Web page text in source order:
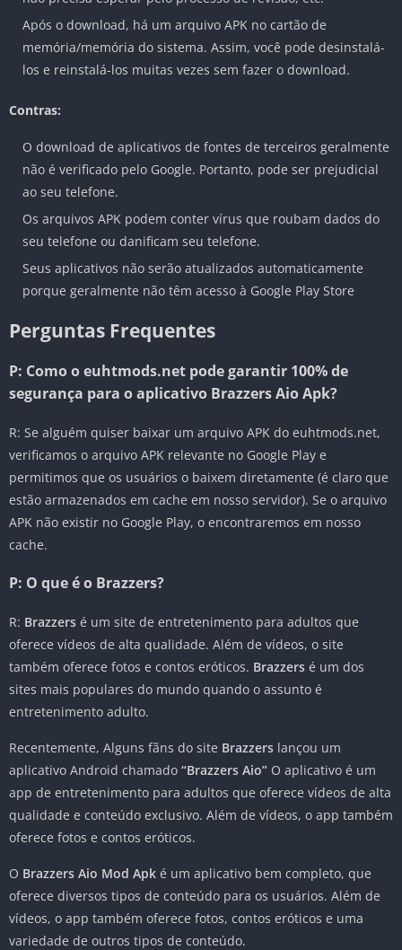
Após o download, há um arquivo APK no cartão de
memória/memória do sistema. Assim, você pode desinstalá-
los e reinstalá-los muitas vezes sem fazer o download.
Contras:
O download de aplicativos de fontes de terceiros geralmente
não é verificado pelo Google. Portanto, pode ser prejudicial
ao seu telefone.
Os arquivos APK podem conter vírus que roubam dados do
seu telefone ou danificam seu telefone.
Seus aplicativos não serão atualizados automaticamente
porque geralmente não têm acesso à Google Play Store
Perguntas Frequentes
P: Como o euhtmods.net pode garantir 100% de
segurança para o aplicativo Brazzers Aio Apk?
R: Se alguém quiser baixar um arquivo APK do euhtmods.net,
verificamos o arquivo APK relevante no Google Play e
permitimos que os usuários o baixem diretamente (é claro que
estão armazenados em cache em nosso servidor). Se o arquivo
APK não existir no Google Play, o encontraremos em nosso
cache.
P: O que é o Brazzers?
R: Brazzers é um site de entretenimento para adultos que
oferece vídeos de alta qualidade. Além de vídeos, o site
também oferece fotos e contos eróticos. Brazzers é um dos
sites mais populares do mundo quando o assunto é
entretenimento adulto.
Recentemente, Alguns fãns do site Brazzers lançou um
aplicativo Android chamado “Brazzers Aio” O aplicativo é um
app de entretenimento para adultos que oferece vídeos de alta
qualidade e conteúdo exclusivo. Além de vídeos, o app também
oferece fotos e contos eróticos.
O Brazzers Aio Mod Apk é um aplicativo bem completo, que
oferece diversos tipos de conteúdo para os usuários. Além de
vídeos, o app também oferece fotos, contos eróticos e uma
variedade de outros tipos de conteúdo.